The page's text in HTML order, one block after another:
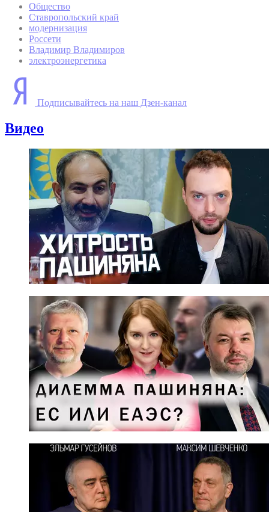
Общество
Ставропольский край
модернизация
Россети
Владимир Владимиров
электроэнергетика
Подписывайтесь на наш Дзен-канал
Видео